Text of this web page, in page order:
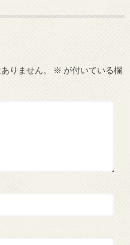
りません。 ※ が付いている欄